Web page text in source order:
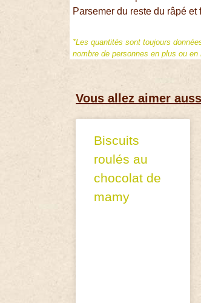
Parsemer du reste du râpé
*Les quantités sont toujours
nombre de personnes en plus ou
Vous allez aimer
Biscuits
roulés au
chocolat de
mamy